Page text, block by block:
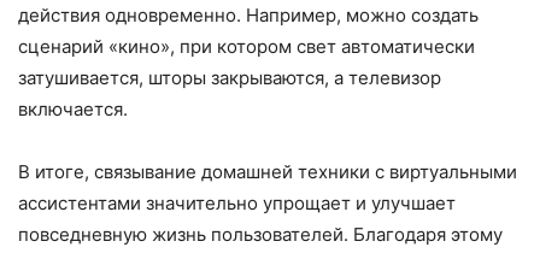
действия одновременно. Например, можно создать
сценарий «кино», при котором свет автоматически
затушивается, шторы закрываются, а телевизор
включается.
В итоге, связывание домашней техники с виртуальными
ассистентами значительно упрощает и улучшает
повседневную жизнь пользователей. Благодаря этому